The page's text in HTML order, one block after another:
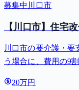
募集中 川口市
【川口市】住宅
川口市の要介護・
う場合に、費用の9
20万円